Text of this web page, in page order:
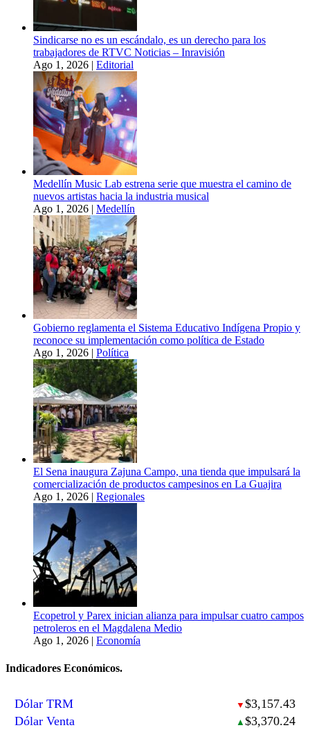
Sindicarse no es un escándalo, es un derecho para los
trabajadores de RTVC Noticias – Inravisión
Ago 1, 2026 | Editorial
Medellín Music Lab estrena serie que muestra el camino de
nuevos artistas hacia la industria musical
Ago 1, 2026 | Medellín
Gobierno reglamenta el Sistema Educativo Indígena Propio y
reconoce su implementación como política de Estado
Ago 1, 2026 | Política
El Sena inaugura Zajuna Campo, una tienda que impulsará la
comercialización de productos campesinos en La Guajira
Ago 1, 2026 | Regionales
Ecopetrol y Parex inician alianza para impulsar cuatro campos
petroleros en el Magdalena Medio
Ago 1, 2026 | Economía
Indicadores Económicos.
Dólar TRM ▼ $3,157.43
Dólar Venta
▲ $3,370.24